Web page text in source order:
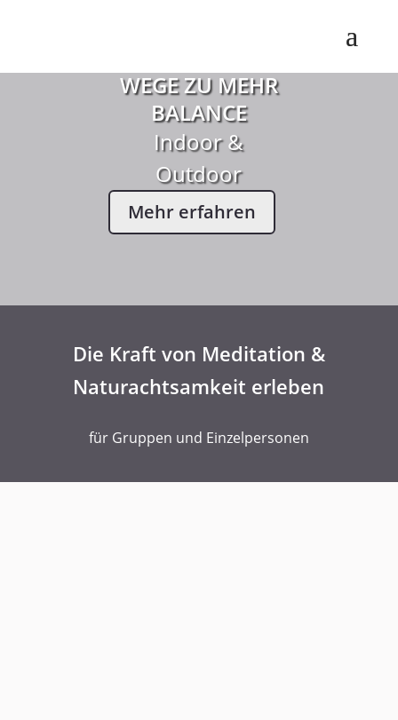
WEGE ZU MEHR
BALANCE
Indoor &
Outdoor
Mehr erfahren
Die Kraft von Meditation &
Naturachtsamkeit erleben
für Gruppen und Einzelpersonen